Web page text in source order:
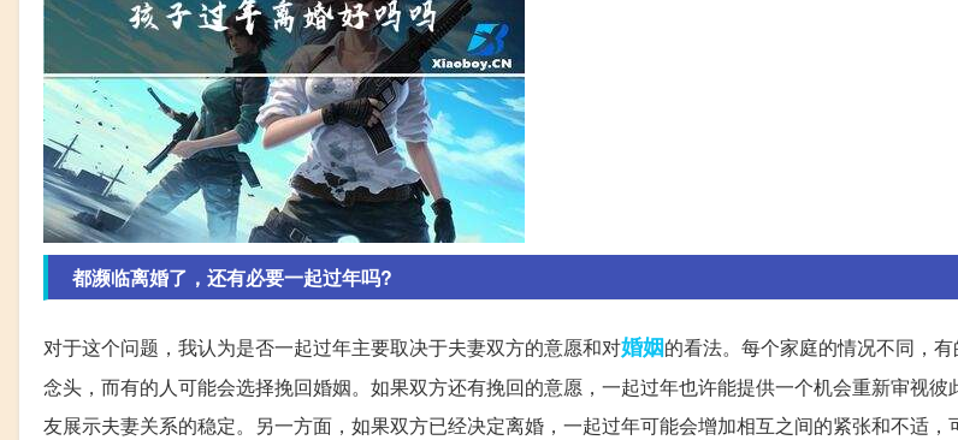
都濒临离婚了，还有必要一起过年吗?
对于这个问题，我认为是否一起过年主要取决于夫妻双方的意愿和对婚姻的看法。每个家庭的情况不同，有
念头，而有的人可能会选择挽回婚姻。如果双方还有挽回的意愿，一起过年也许能提供一个机会重新审视彼
友展示夫妻关系的稳定。另一方面，如果双方已经决定离婚，一起过年可能会增加相互之间的紧张和不适，